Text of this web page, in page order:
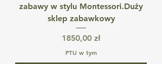
zabawy w stylu Montessori.Duży
sklep zabawkowy
Cena
1850,00 zł
PTU w tym